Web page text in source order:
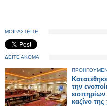
ΜΟΙΡΑΣΤΕΙΤΕ
ΔΕΙΤΕ ΑΚΟΜΑ
την
καζίνο